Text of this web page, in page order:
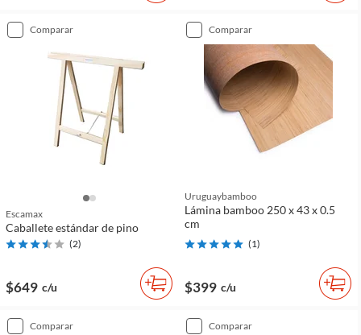
comparar
Escamax
Caballete estándar de pino
(2)
$649 c/u
comparar
Uruguaybamboo
Lámina bamboo 250 x 43 x 0.5
cm
(1)
$399 c/u
comparar comparar